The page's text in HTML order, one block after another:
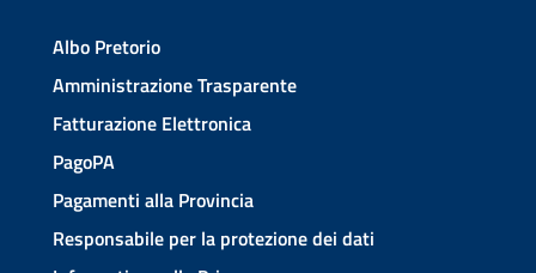
Albo Pretorio
Amministrazione Trasparente
Fatturazione Elettronica
PagoPA
Pagamenti alla Provincia
Responsabile per la protezione dei dati